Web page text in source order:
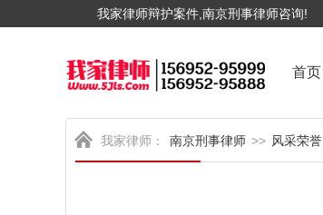
我家律师辩护案件,南京刑事律师咨询!
首页
我家律师： 南京刑事律师 >> 风采荣誉